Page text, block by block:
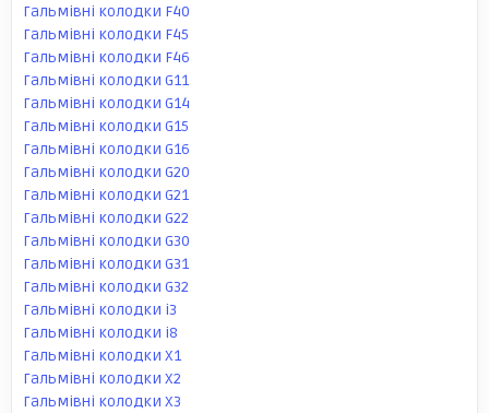
Гальмівні колодки F40
Гальмівні колодки F45
Гальмівні колодки F46
Гальмівні колодки G11
Гальмівні колодки G14
Гальмівні колодки G15
Гальмівні колодки G16
Гальмівні колодки G20
Гальмівні колодки G21
Гальмівні колодки G22
Гальмівні колодки G30
Гальмівні колодки G31
Гальмівні колодки G32
Гальмівні колодки i3
Гальмівні колодки i8
Гальмівні колодки X1
Гальмівні колодки X2
Гальмівні колодки X3